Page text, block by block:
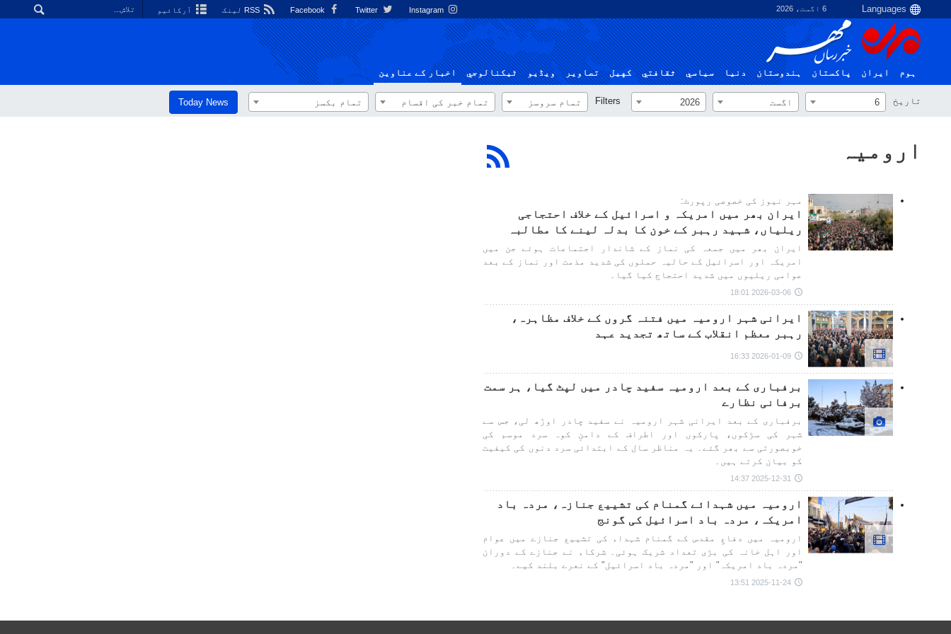
6 اگست، 2026 Instagram آرکائیو
ہوم ایران پاکستان ہندوستان دنیا سياسي ثقافتي کهيل تصاوير ویڈیو ٹيكنالوجي اخبار کے عناوین
تاریخ 6 اگست 2026
Filters تمام سروسز تمام خبر کی اقسام تمام بکسز Today News
ارومیہ
مہر نیوز کی خصوصی رپورٹ:
ایران بھر میں امریکہ و اسرائیل کے خلاف احتجاجی
ریلیاں، شہید رہبر کے خون کا بدلہ لینے کا مطالبہ
ایران بھر میں جمعہ کی نماز کے شاندار اجتماعات ہوئے جن میں
امریکہ اور اسرائیل کے حالیہ حملوں کی شدید مذمت اور نماز کے بعد
عوامی ریلیوں میں شدید احتجاج کیا گیا۔
2026-03-06 18:01
ایرانی شہر ارومیہ میں فتنہ گروں کے خلاف مظاہرہ،
رہبر معظم انقلاب کے ساتھ تجدید عہد
2026-01-09 16:33
برفباری کے بعد ارومیہ سفید چادر میں لپٹ گیا، ہر سمت
برفانی نظارے
برفباری کے بعد ایرانی شہر ارومیہ نے سفید چادر اوڑھ لی، جس سے
شہر کی سڑکوں، پارکوں اور اطراف کے دامنِ کوہ سرد موسم کی
خوبصورتی سے بھر گئے۔ یہ مناظر سال کے ابتدائی سرد دنوں کی کیفیت
کو بیان کرتے ہیں۔
2025-12-31 14:37
ارومیہ میں شہدائے گمنام کی تشییع جنازہ، مردہ باد
امریکہ، مردہ باد اسرائیل کی گونج
ارومیہ میں دفاعِ مقدس کے گمنام شہداء کی تشییع جنازے میں عوام
اور اہل خانہ کی بڑی تعداد شریک ہوئی۔ شرکاء نے جنازے کے دوران
"مردہ باد امریکہ" اور "مردہ باد اسرائیل" کے نعرے بلند کیے۔
2025-11-24 13:51